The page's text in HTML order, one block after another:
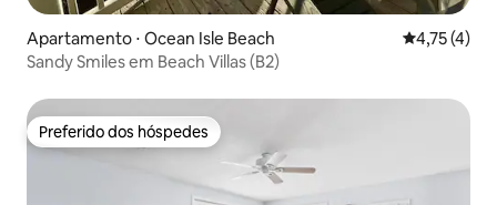
Apartamento ⋅ Ocean Isle Beach 4,75 de
4,75 (4)
Sandy Smiles em Beach Villas (B2)
Preferido dos hóspedes
Preferido dos hóspedes